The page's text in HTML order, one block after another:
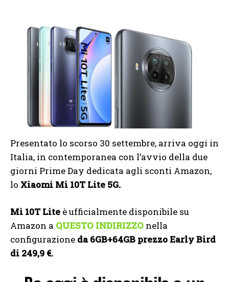
Presentato lo scorso 30 settembre, arriva oggi in
Italia, in contemporanea con l’avvio della due
giorni Prime Day dedicata agli sconti Amazon,
lo Xiaomi Mi 10T Lite 5G.
Mi 10T Lite è ufficialmente disponibile su
Amazon a QUESTO INDIRIZZO nella
configurazione da 6GB+64GB prezzoEarly Bird
di 249,9 €.